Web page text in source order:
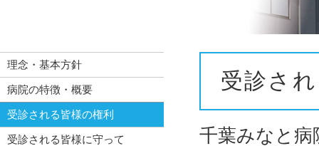
理念・基本方針
病院の特徴・概要
受診される皆様の権利
受診される皆様に守って
受診さ
千葉みなと病